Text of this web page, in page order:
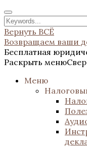
Вернуть ВСЁ
Возвращаем ваши
Бесплатная
Раскрыть меню
Меню